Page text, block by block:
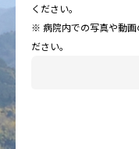
ください。
※ 病院内での写真や動画
ださい。